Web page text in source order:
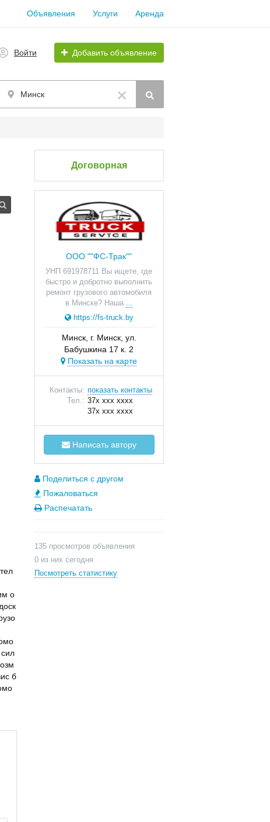
Объявления Услуги Аренда
Войти Добавить объявление
Минск
Договорная
о
б
ООО ""ФС-Трак""
УНП 691978711 Вы ищете, где
быстро и добротно выполнить
ремонт грузового автомобиля
в Минске? Наша
https://fs-truck.by
Минск, г. Минск, ул.
Бабушкина 17 к. 2
Показать на карте
Контакты: показать контакты
Тел.: 37x xxx xxxx
37x xxx xxxx
Написать автору
Поделиться с другом
Пожаловаться
Распечатать
135 просмотров объявления
0 из них сегодня
Посмотреть статистику